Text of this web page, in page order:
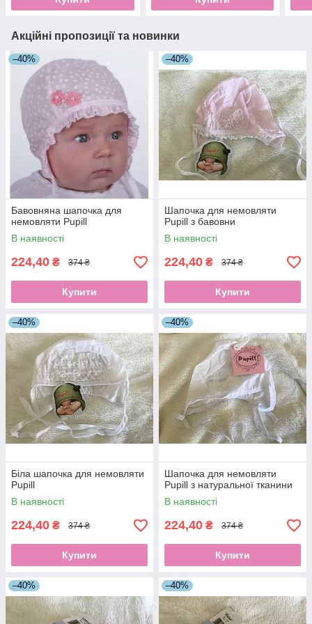
Акційні пропозиції та новинки
–40%
Бавовняна шапочка для
немовляти Pupill
В наявності
224,40 ₴ 374 ₴
Купити
–40%
Шапочка для немовляти
Pupill з бавовни
В наявності
224,40 ₴ 374 ₴
Купити
–40%
Біла шапочка для немовляти
Pupill
В наявності
224,40 ₴ 374 ₴
Купити
–40%
Шапочка для немовляти
Pupill з натуральної тканини
В наявності
224,40 ₴ 374 ₴
Купити
–40% –40%